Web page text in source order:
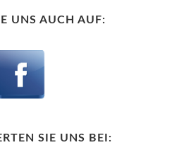
UNS AUCH AUF:
SIE UNS BEI: